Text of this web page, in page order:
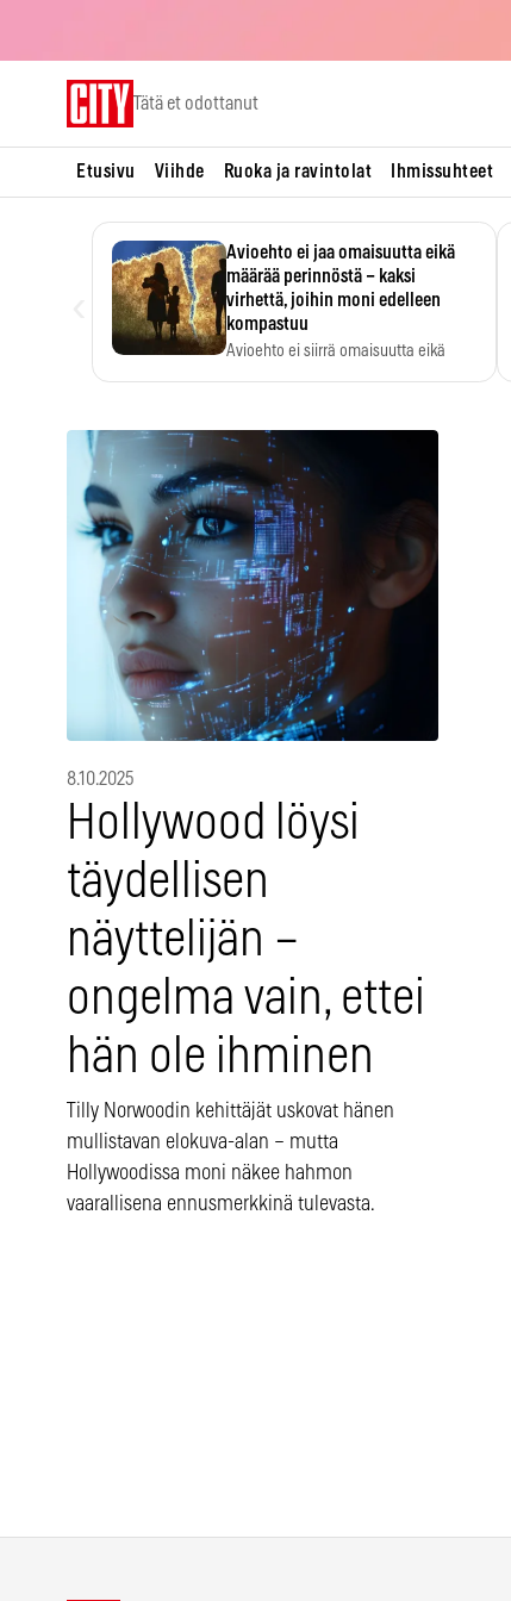
Tätä et odottanut
Etusivu Viihde Ruoka ja ravintolat Ihmissuhteet
Avioehto ei jaa omaisuutta eikä
määrää perinnöstä – kaksi
virhettä, joihin moni edelleen
kompastuu
Avioehto ei siirrä omaisuutta eikä
8.10.2025
Hollywood löysi
täydellisen
näyttelijän –
ongelma vain, ettei
hän ole ihminen
Tilly Norwoodin kehittäjät uskovat hänen
mullistavan elokuva-alan – mutta
Hollywoodissa moni näkee hahmon
vaarallisena ennusmerkkinä tulevasta.